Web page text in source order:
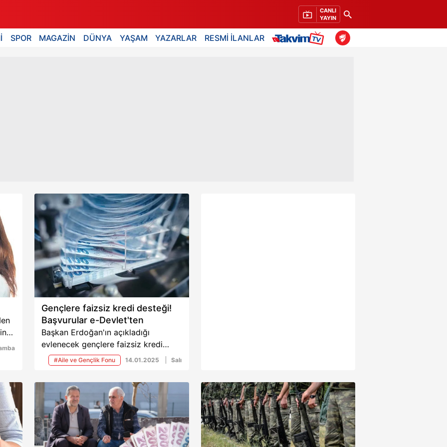
CANLI
YAYIN
SPOR MAGAZİN DÜNYA YAŞAM YAZARLAR RESMİ İLANLAR
Gençlere faizsiz kredi desteği!
Başvurular e-Devlet'ten
Başkan Erdoğan'ın açıkladığı
evlenecek gençlere faizsiz kredi
desteği, birinci, ikinci ve üçüncü
çocuk için yapılacak olan doğum
yardımlarına ilişkin detayları
paylaşan Aile ve Sosyal Hizmetler
Bakanı Mahinur Özdemir Göktaş,
"Başvurular başladı 4 saat içerisinde
4311 sayısına ulaştık" dedi. Peki
başvurular nereden? Gelir kıstası var
#Aile ve Gençlik Fonu 14.01.2025 Salı